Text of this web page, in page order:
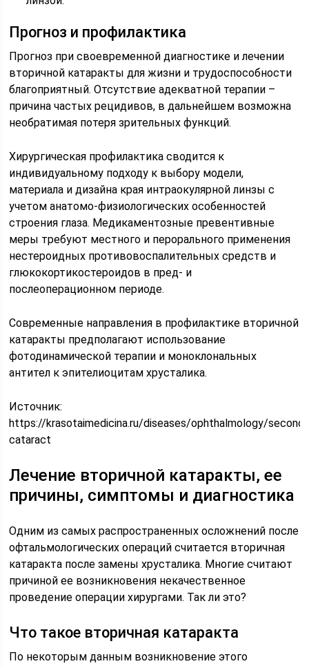
Прогноз и профилактика
Прогноз при своевременной диагностике и лечении
вторичной катаракты для жизни и трудоспособности
благоприятный. Отсутствие адекватной терапии –
причина частых рецидивов, в дальнейшем возможна
необратимая потеря зрительных функций.
Хирургическая профилактика сводится к
индивидуальному подходу к выбору модели,
материала и дизайна края интраокулярной линзы с
учетом анатомо-физиологических особенностей
строения глаза. Медикаментозные превентивные
меры требуют местного и перорального применения
нестероидных противовоспалительных средств и
глюкокортикостероидов в пред- и
послеоперационном периоде.
Современные направления в профилактике вторичной
катаракты предполагают использование
фотодинамической терапии и моноклональных
антител к эпителиоцитам хрусталика.
Источник:
https://krasotaimedicina.ru/diseases/ophthalmology/
cataract
Лечение вторичной катаракты, ее
причины, симптомы и диагностика
Одним из самых распространенных осложнений после
офтальмологических операций считается вторичная
катаракта после замены хрусталика. Многие считают
причиной ее возникновения некачественное
проведение операции хирургами. Так ли это?
Что такое вторичная катаракта
По некоторым данным возникновение этого